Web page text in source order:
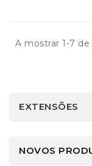
A mostrar 1-7
EXTENSÕES
NOVOS